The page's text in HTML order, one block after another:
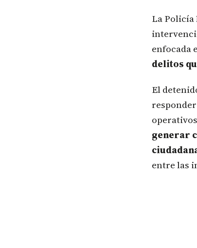
La Policía
enfocada
delitos
El
generar
entre las